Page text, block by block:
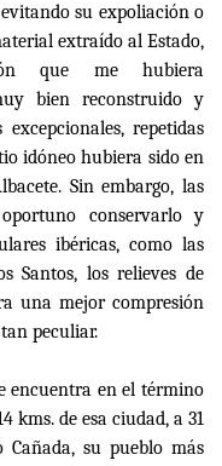
su expoliación o
extraído al Estado,
que me hubiera
bien reconstruido y
repetidas
idóneo hubiera sido en
Sin embargo, las
conservarlo y
ibéricas, como las
Santos, los relieves de
una mejor compresión
peculiar.
encuentra en el término
kms. de esa ciudad, a 31
su pueblo más